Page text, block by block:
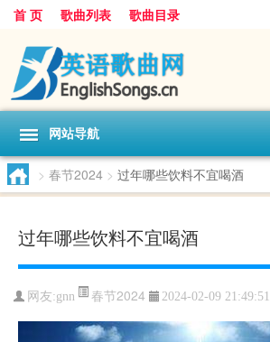
首 页 歌曲列表 歌曲目录
网站导航
> 春节2024 > 过年哪些饮料不宜喝酒
过年哪些饮料不宜喝酒
网友:gnn 春节2024 2024-02-09 21:49:51